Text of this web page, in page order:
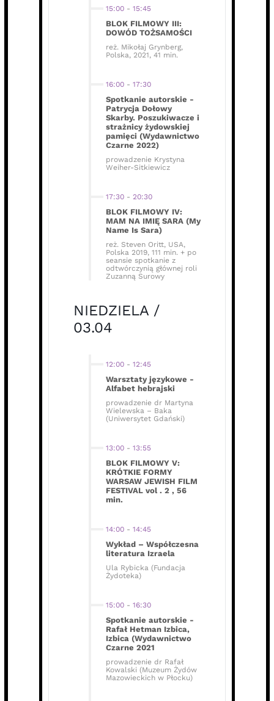
15:00 - 15:45
BLOK FILMOWY III:
DOWÓD TOŻSAMOŚCI
reż. Mikołaj Grynberg,
Polska, 2021, 41 min.
16:00 - 17:30
Spotkanie autorskie -
Patrycja Dołowy
Skarby. Poszukiwacze i
strażnicy żydowskiej
pamięci (Wydawnictwo
Czarne 2022)
prowadzenie Krystyna
Weiher-Sitkiewicz
17:30 - 20:30
BLOK FILMOWY IV:
MAM NA IMIĘ SARA (My
Name Is Sara)
reż. Steven Oritt, USA,
Polska 2019, 111 min. + po
seansie spotkanie z
odtwórczynią głównej roli
Zuzanną Surowy
NIEDZIELA /
03.04
12:00 - 12:45
Warsztaty językowe -
Alfabet hebrajski
prowadzenie dr Martyna
Wielewska – Baka
(Uniwersytet Gdański)
13:00 - 13:55
BLOK FILMOWY V:
KRÓTKIE FORMY
WARSAW JEWISH FILM
FESTIVAL vol . 2 , 56
min.
14:00 - 14:45
Wykład – Współczesna
literatura Izraela
Ula Rybicka (Fundacja
Żydoteka)
15:00 - 16:30
Spotkanie autorskie -
Rafał Hetman Izbica,
Izbica (Wydawnictwo
Czarne 2021
prowadzenie dr Rafał
Kowalski (Muzeum Żydów
Mazowieckich w Płocku)